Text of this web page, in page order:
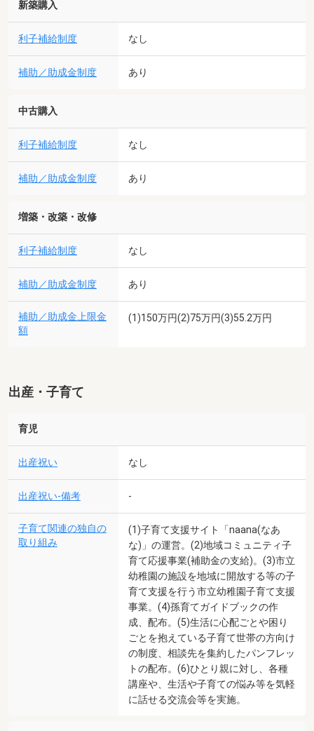
新築購入
利子補給制度 なし
補助／助成金制度 あり
中古購入
利子補給制度 なし
補助／助成金制度 あり
増築・改築・改修
利子補給制度 なし
補助／助成金制度 あり
補助／助成金上限金
額
(1)150万円(2)75万円(3)55.2万円
出産・子育て
育児
出産祝い なし
出産祝い-備考 -
子育て関連の独自の
取り組み
(1)子育て支援サイト「naana(なあ
な)」の運営。(2)地域コミュニティ子
育て応援事業(補助金の支給)。(3)市立
幼稚園の施設を地域に開放する等の子
育て支援を行う市立幼稚園子育て支援
事業。(4)孫育てガイドブックの作
成、配布。(5)生活に心配ごとや困り
ごとを抱えている子育て世帯の方向け
の制度、相談先を集約したパンフレッ
トの配布。(6)ひとり親に対し、各種
講座や、生活や子育ての悩み等を気軽
に話せる交流会等を実施。